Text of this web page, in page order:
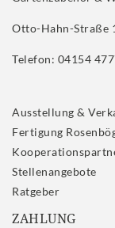
Otto-Hahn-Straße
Telefon: 04154
Ausstellung &
Fertigung
Stellenangebote
Ratgeber
ZAHLUNG